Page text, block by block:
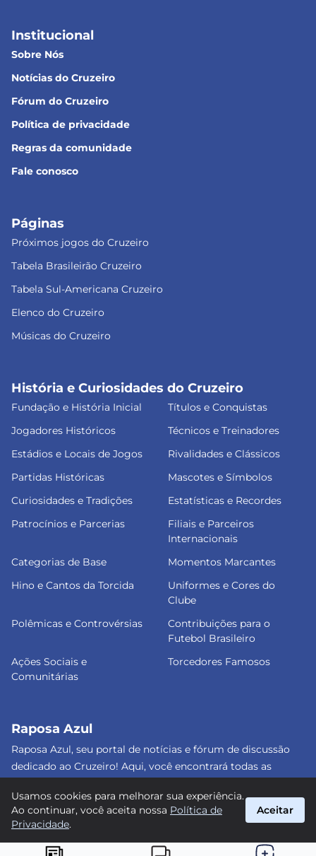
Institucional
Sobre Nós
Notícias do Cruzeiro
Fórum do Cruzeiro
Política de privacidade
Regras da comunidade
Fale conosco
Páginas
Próximos jogos do Cruzeiro
Tabela Brasileirão Cruzeiro
Tabela Sul-Americana Cruzeiro
Elenco do Cruzeiro
Músicas do Cruzeiro
História e Curiosidades do Cruzeiro
Fundação e História Inicial
Títulos e Conquistas
Jogadores Históricos
Técnicos e Treinadores
Estádios e Locais de Jogos
Rivalidades e Clássicos
Partidas Históricas
Mascotes e Símbolos
Curiosidades e Tradições
Estatísticas e Recordes
Patrocínios e Parcerias
Filiais e Parceiros
Internacionais
Categorias de Base
Momentos Marcantes
Hino e Cantos da Torcida
Uniformes e Cores do
Clube
Polêmicas e Controvérsias
Contribuições para o
Futebol Brasileiro
Ações Sociais e
Comunitárias
Torcedores Famosos
Raposa Azul
Raposa Azul, seu portal de notícias e fórum de discussão
dedicado ao Cruzeiro! Aqui, você encontrará todas as
sobre o nosso amado clube. Junte-se a nós e faça parte
dessa apaixonante jornada celeste! #Cruzeiro #RaposaAzul
Usamos cookies para melhorar sua experiência.
Ao continuar, você aceita nossa Política de
Privacidade.
Aceitar